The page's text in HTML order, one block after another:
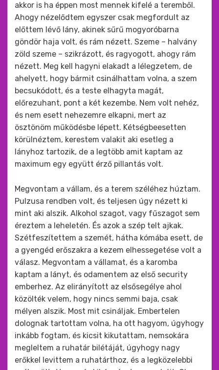
akkor is ha éppen most mennek kifelé a teremből.
Ahogy nézelődtem egyszer csak megfordult az
előttem lévő lány, akinek sűrű mogyoróbarna
göndör haja volt, és rám nézett. Szeme – halvány
zöld szeme – szikrázott, és ragyogott, ahogy rám
nézett. Meg kell hagyni elakadt a lélegzetem, de
ahelyett, hogy bármit csinálhattam volna, a szem
becsukódott, és a teste elhagyta magát,
előrezuhant, pont a két kezembe. Nem volt nehéz,
és nem esett nehezemre elkapni, mert az
ösztönöm működésbe lépett. Kétségbeesetten
körülnéztem, kerestem valakit aki esetleg a
lányhoz tartozik, de a legtöbb amit kaptam az
maximum egy együtt érző pillantás volt.
Megvontam a vállam, és a terem széléhez húztam.
Pulzusa rendben volt, és teljesen úgy nézett ki
mint aki alszik. Alkohol szagot, vagy fűszagot sem
éreztem a leheletén. És azok a szép telt ajkak.
Szétfeszítettem a szemét, hátha kómába esett, de
a gyengéd erőszakra a kezem elhessegetése volt a
válasz. Megvontam a vállamat, és a karomba
kaptam a lányt, és odamentem az első security
emberhez. Az elirányított az elsősegélye ahol
közölték velem, hogy nincs semmi baja, csak
mélyen alszik. Most mit csináljak. Embertelen
dolognak tartottam volna, ha ott hagyom, úgyhogy
inkább fogtam, és kicsit kikutattam, nemsokára
megleltem a ruhatár bilétáját, úgyhogy nagy
erőkkel levittem a ruhatárthoz, és a legközelebbi